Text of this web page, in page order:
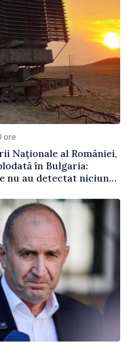
ore
Naționale al României,
în Bulgaria:
nu au detectat niciun